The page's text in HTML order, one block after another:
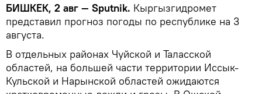
БИШКЕК, 2 авг — Sputnik. Кыргызгидромет
представил прогноз погоды по республике на 3
августа.
В отдельных районах Чуйской и Таласской
областей, на большей части территории Иссык-
Кульской и Нарынской областей ожидаются